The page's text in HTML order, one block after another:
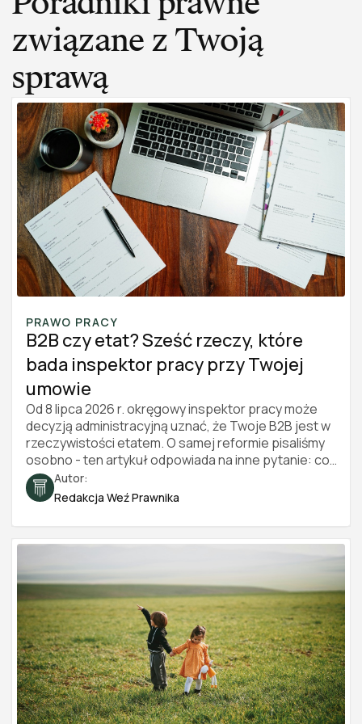
związane z Twoją
sprawą
PRAWO PRACY
B2B czy etat? Sześć rzeczy, które
bada inspektor pracy przy Twojej
umowie
Od 8 lipca 2026 r. okręgowy inspektor pracy może
decyzją administracyjną uznać, że Twoje B2B jest w
rzeczywistości etatem. O samej reformie pisaliśmy
osobno - ten artykuł odpowiada na inne pytanie: co
konkretnie inspektor sprawdza i po czym poznać, że
współpraca wygląda jak stosunek pracy. Sześć
obszarów, konkretne czerwone i zielone flagi oraz
prawny na 2026 rok.
Autor:
Redakcja Weź Prawnika